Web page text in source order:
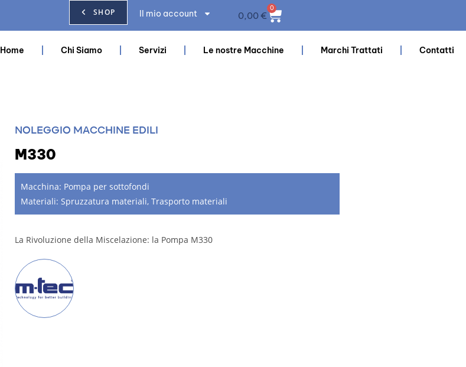
SHOP Il mio account 0,00€
0
Home Chi Siamo Servizi Le nostre Macchine Marchi Trattati Contatti
NOLEGGIO MACCHINE EDILI
M330
Macchina: Pompa per sottofondi
Materiali: Spruzzatura materiali, Trasporto materiali
La Rivoluzione della Miscelazione: la Pompa M330